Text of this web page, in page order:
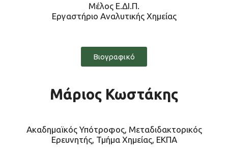
Μέλος Ε.ΔΙ.Π.
Εργαστήριο Αναλυτικής Χημείας
Βιογραφικό
Μάριος Κωστάκης
Ακαδημαϊκός Υπότροφος, Μεταδιδακτορικός
Ερευνητής, Τμήμα Χημείας, ΕΚΠΑ